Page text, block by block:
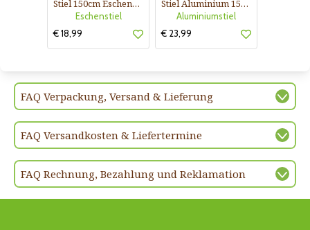
Stiel 150cm Eschenholz für Multistar Geräte
Eschenstiel
€ 18,99
Stiel Aluminium 150cm für Multistar Geräte
Aluminiumstiel
€ 23,99
FAQ Verpackung, Versand & Lieferung
FAQ Versandkosten & Liefertermine
FAQ Rechnung, Bezahlung und Reklamation